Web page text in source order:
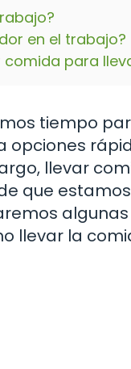
en el trabajo?
para
tiempo
opciones
llevar
que
llevar la